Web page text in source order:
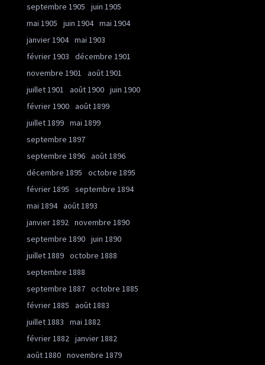
septembre 1905
juin 1905
mai 1905
juin 1904 mai 1904
janvier 1904 mai 1903
février 1903
décembre 1901
novembre 1901
août 1901
juillet 1901
août 1900 juin 1900
février 1900 août 1899
juillet 1899 mai 1899
septembre 1897
septembre 1896 août 1896
décembre 1895
octobre 1895
février 1895
septembre 1894
mai 1894 août 1893
janvier 1892
novembre 1890
septembre 1890 juin 1890
juillet 1889 octobre 1888
septembre 1888
septembre 1887 octobre 1885
février 1885
août 1883
juillet 1883
mai 1882
février 1882
janvier 1882
août 1880 novembre 1879